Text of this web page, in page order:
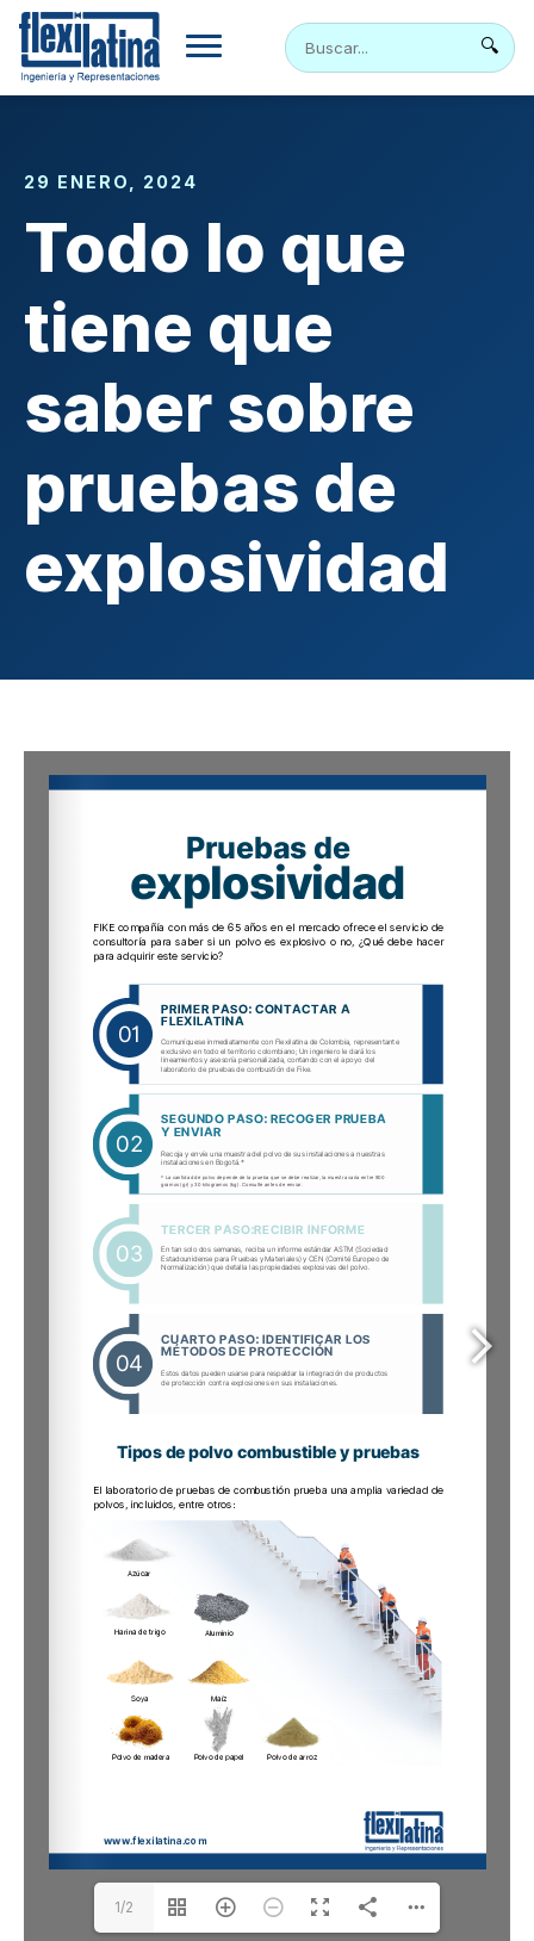
Skip
content
🔍
29 ENERO, 2024
Todo lo que
tiene que
saber sobre
pruebas de
explosividad
1/2